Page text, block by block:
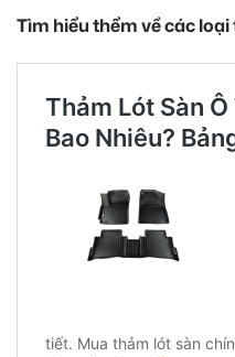
Tìm hiểu thểm về các